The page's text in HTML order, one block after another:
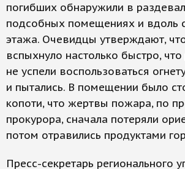
погибших обнаружили в
подсобных помещениях и вдоль
этажа. Очевидцы утверждают,
вспыхнуло настолько быстро,
не успели воспользоваться
и пытались. В помещении было
копоти, что жертвы пожара, по
прокурора, сначала потеряли
потом отравились продуктами
Пресс-секретарь регионального